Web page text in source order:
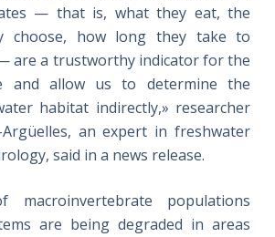
— that is, what they eat, the
choose, how long they take to
are a trustworthy indicator for the
and allow us to determine the
habitat indirectly,» researcher
Argüelles, an expert in freshwater
said in a news release.
populations
are being degraded in areas